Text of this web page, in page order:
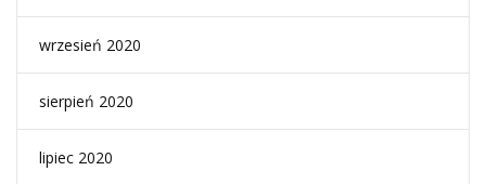
wrzesień 2020
sierpień 2020
lipiec 2020